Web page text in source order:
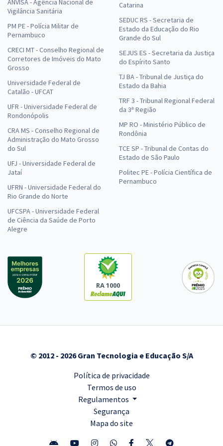
Comprar
MPU - Ministério Público da União - Conhecimentos Específicos para
Analista do MPU Cargo: A22 - Perito em Engenharia Florestal (Módulo
Especial)
ou 12x de
19,99
Economize R$ 59,98 (-20%)
Comprar
MPU - Ministério Público da União - Conhecimentos Específicos para
Analista do MPU Cargo: A25 - Perito em Geografia
ou 12x de
MPU - Ministério Público da União - Analista - Direito (Pré-edital)
ANVISA - Agência Nacional de
Vigilância Sanitária
PM PE - Polícia Militar de
Pernambuco
CRECI MT - Conselho Regional de
Corretores de Imóveis do Mato
Grosso
Universidade Federal de
Catalão - UFCAT
UFR - Universidade Federal de
Rondonópolis
CRA MS - Conselho Regional de
Administração do Mato Grosso
do Sul
UFJ - Universidade Federal de
Jataí
UFRN - Universidade Federal do
Rio Grande do Norte
UFCSPA - Universidade Federal
de Ciência da Saúde de Porto
Alegre
Catarina
SEDUC RS - Secretaria de
Estado da Educação do Rio
Grande do Sul
SEJUS ES - Secretaria da Justiça
do Espírito Santo
TJ BA - Tribunal de Justiça do
Estado da Bahia
TRF 3 - Tribunal Regional Federal
da 3ª Região
MP RO - Ministério Público de
Rondônia
TCE SP - Tribunal de Contas do
Estado de São Paulo
Politec PE - Polícia Científica de
Pernambuco
RA 1000
© 2012 - 2026 Gran Tecnologia e Educação S/A
Política de privacidade
Termos de uso
Regulamentos
Segurança
Mapa do site